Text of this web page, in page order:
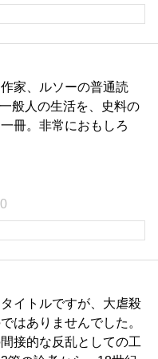
家、ルソーの普通読
般人の生活を、史料の
冊。非常におもしろ
イトルですが、大虐殺
はありませんでした。
接的な反乱としての工